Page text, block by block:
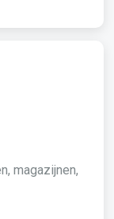
magazijnen,